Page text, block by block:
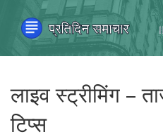
लाइव स्ट्रीमिंग –
टिप्स